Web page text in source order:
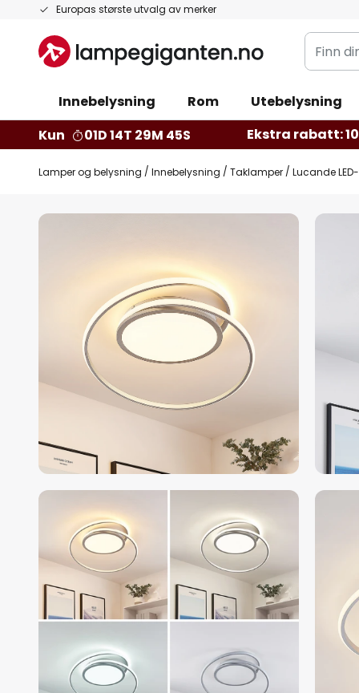
Europas største utvalg av merker
Hopp
innhold
Finn
din
Innebelysning Rom Utebelysning
Kun
01D 14T 29M 44S Ekstra rabatt: 10
Lamper og belysning Innebelysning Taklamper Lucande
Gå
bildegalleri